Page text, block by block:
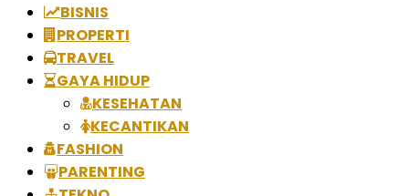
BISNIS
PROPERTI
TRAVEL
GAYA HIDUP
KESEHATAN
KECANTIKAN
FASHION
PARENTING